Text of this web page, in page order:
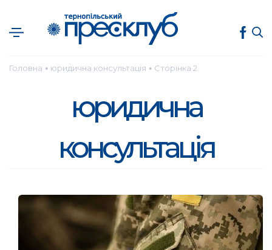
Головна ● юридична консультація ● Сторінка 2
юридична
консультація